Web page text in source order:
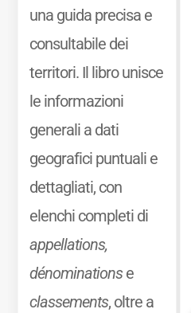
una guida precisa e
consultabile dei
territori. Il libro unisce
le informazioni
generali a dati
geografici puntuali e
dettagliati, con
elenchi completi di
appellations,
dénominationse
classements, oltre a